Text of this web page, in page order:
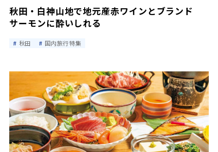
秋田・白神山地で地元産赤ワインとブランド
サーモンに酔いしれる
秋田 国内旅行特集